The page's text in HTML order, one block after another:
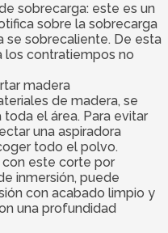
sobrecarga: este es un
sobre la sobrecarga
se sobrecaliente. De esta
los contratiempos no
madera
de madera, se
el área. Para evitar
una aspiradora
todo el polvo.
con este corte por
inmersión, puede
con acabado limpio y
una profundidad